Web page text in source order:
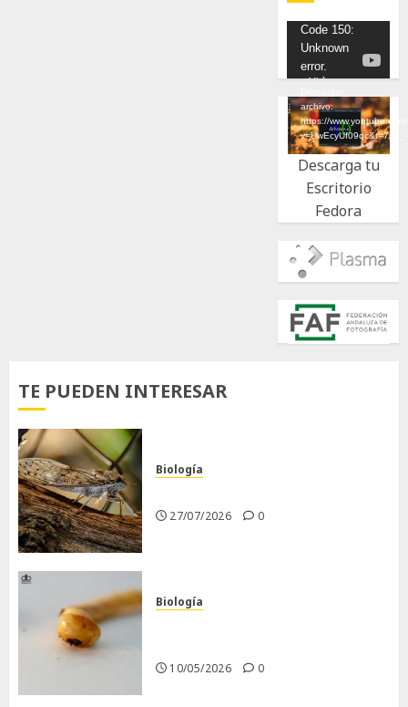
Reproductor
de
vídeo
Code 150:
Unknown
error.
archivo:
https://
Descarga tu
Escritorio
Fedora
TE PUEDEN INTERESAR
Biología
27/07/2026 0
Biología
10/05/2026 0